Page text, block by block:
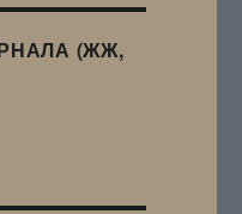
(ЖЖ,